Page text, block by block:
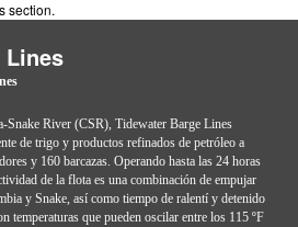
section.
Lines
Snake River (CSR), Tidewater Barge Lines
de trigo y productos refinados de petróleo a
y 160 barcazas. Operando hasta las 24 horas
de la flota es una combinación de empujar
y Snake, así como tiempo de ralentí y detenido
temperaturas que pueden oscilar entre los 115 ºF